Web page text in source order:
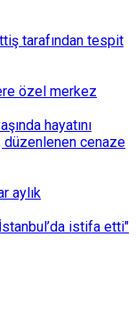
tarafından tespit
özel merkez
hayatını
düzenlenen cenaze
aylık
istifa etti"